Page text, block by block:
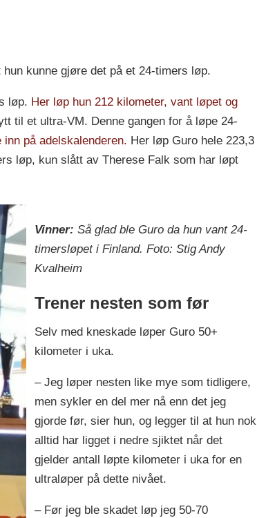
kunne gjøre det på et 24-timers løp.
løp. Her løp hun 212 kilometer, vant løpet og
til et ultra-VM. Denne gangen for å løpe 24-
på adelskalenderen. Her løp Guro hele 223,3
løp, kun slått av Therese Falk som har løpt
Vinner: Så glad ble Guro da hun vant 24-
timersløpet i Finland. Foto: Stig Andy
Kvalheim
Trener nesten som før
Selv med kneskade løper Guro 50+
kilometer i uka.
– Jeg løper nesten like mye som tidligere,
men sykler en del mer nå enn det jeg
gjorde før, sier hun, og legger til at hun nok
alltid har ligget i nedre sjiktet når det
gjelder antall løpte kilometer i uka for en
ultraløper på dette nivået.
– Før jeg ble skadet løp jeg 50-70